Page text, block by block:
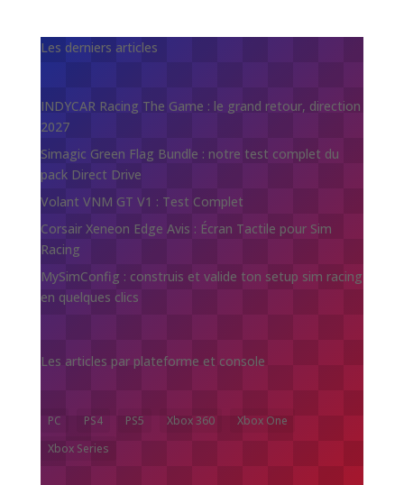
Les derniers articles
INDYCAR Racing The Game : le grand retour, direction
2027
Simagic Green Flag Bundle : notre test complet du
pack Direct Drive
Volant VNM GT V1 : Test Complet
Corsair Xeneon Edge Avis : Écran Tactile pour Sim
Racing
MySimConfig : construis et valide ton setup sim racing
en quelques clics
Les articles par plateforme et console
PC PS4 PS5 Xbox 360
Xbox One
Xbox Series